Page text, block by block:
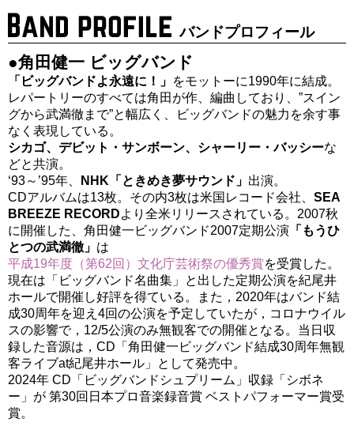
バンドプロフィール
●角田健一 ビッグバンド
「ビッグバンドよ永遠に！」 をモットーに1990年に結成。
レパートリーのすべては角田が作、編曲しており、”スイン
グから武満徹まで”と幅広く、ビッグバンドの魅力を余す事
なく表現している。
シカゴ、デビット・サンボーン、シャーリー・バッシーな
どと共演。
‘93～’95年、
NHK「ときめき夢サウンド」 出演。
CDアルバムは13枚。その内3枚は米国レコード会社、 SEA
BREEZE RECORDより全米リリースされている。2007秋
に開催した、角田健一ビッグバンド2007定期公演 「もうひ
とつの武満徹」 は
平成19年度（第62回）文化庁芸術祭の優秀賞を受賞した。
現在は「ビッグバンド名曲集」と出した定期公演を紀尾井
ホールで開催し好評を得ている。また，2020年はバンド結
成30周年を迎え4回の公演を予定していたが，コロナウイル
スの影響で，12/5公演のみ無観客での開催となる。当日収
録した音源は，CD「角田健一ビッグバンド結成30周年無観
客ライブat紀尾井ホール」として発売中。
2024年 CD「ビッグバンドシュプリーム」収録「シボネ
ー」が 第30回日本プロ音楽録音賞 ベストパフォーマー賞受
賞。